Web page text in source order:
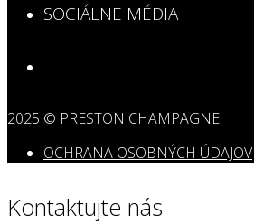
SOCIÁLNE MÉDIA
2025 © PRESTON CHAMPAGNE
OCHRANA OSOBNÝCH ÚDAJOV
Kontaktujte nás